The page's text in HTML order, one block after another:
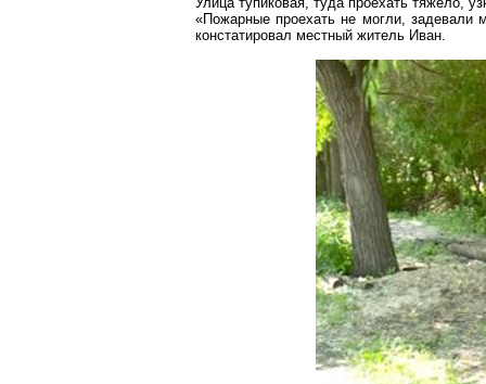
«Пожарные проехать не могли, задевали
констатировал местный житель Иван.